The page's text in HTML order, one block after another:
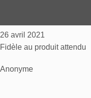
26 avril 2021
Fidèle au produit attendu
Anonyme